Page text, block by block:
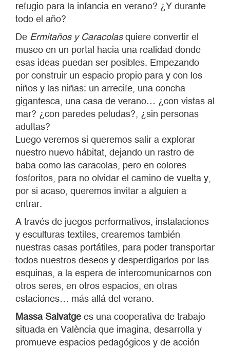
refugio para la infancia en verano? ¿Y durante
todo el año?
De Ermitaños y Caracolasquiere convertir el
museo en un portal hacia una realidad donde
esas ideas puedan ser posibles. Empezando
por construir un espacio propio para y con los
niños y las niñas: un arrecife, una concha
gigantesca, una casa de verano… ¿con vistas al
mar? ¿con paredes peludas?, ¿sin personas
adultas?
Luego veremos si queremos salir a explorar
nuestro nuevo hábitat, dejando un rastro de
baba como las caracolas, pero en colores
fosforitos, para no olvidar el camino de vuelta y,
por si acaso, queremos invitar a alguien a
entrar.
A través de juegos performativos, instalaciones
y esculturas textiles, crearemos también
nuestras casas portátiles, para poder transportar
todos nuestros deseos y desperdigarlos por las
esquinas, a la espera de intercomunicarnos con
otros seres, en otros espacios, en otras
estaciones… más allá del verano.
Massa Salvatge es una cooperativa de trabajo
situada en València que imagina, desarrolla y
promueve espacios pedagógicos y de acción